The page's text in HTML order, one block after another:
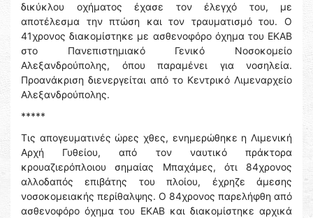
δικύκλου οχήματος έχασε τον έλεγχό του, με
αποτέλεσμα την πτώση και τον τραυματισμό του. Ο
41χρονος διακομίστηκε με ασθενοφόρο όχημα του ΕΚΑΒ
στο Πανεπιστημιακό Γενικό Νοσοκομείο
Αλεξανδρούπολης, όπου παραμένει για νοσηλεία.
Προανάκριση διενεργείται από το Κεντρικό Λιμεναρχείο
Αλεξανδρούπολης.
*****
Τις απογευματινές ώρες χθες, ενημερώθηκε η Λιμενική
Αρχή Γυθείου, από τον ναυτικό πράκτορα
κρουαζιερόπλοιου σημαίας Μπαχάμες, ότι 84χρονος
αλλοδαπός επιβάτης του πλοίου, έχρηζε άμεσης
νοσοκομειακής περίθαλψης. Ο 84χρονος παρελήφθη από
ασθενοφόρο όχημα του ΕΚΑΒ και διακομίστηκε αρχικά